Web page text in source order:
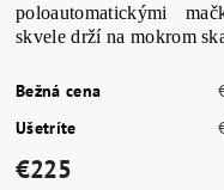
poloautomatickými
skvele drží na mokrom
Bežná cena
Ušetríte
€225